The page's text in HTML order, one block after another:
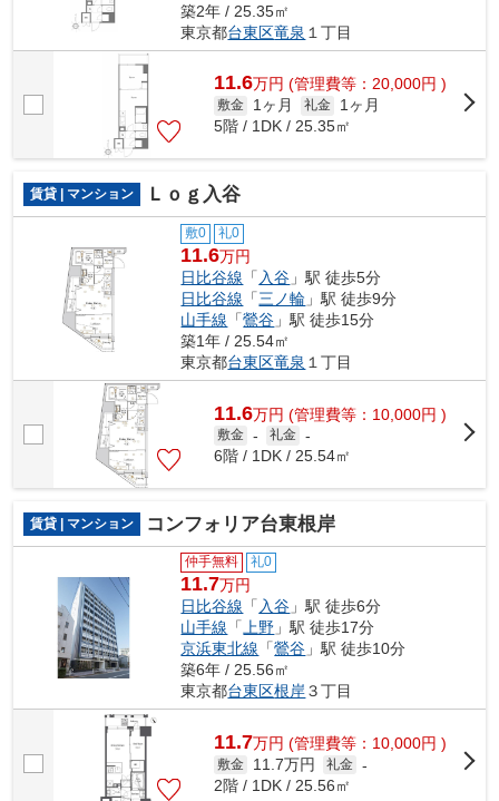
築2年 / 25.35㎡
東京都台東区竜泉 １丁目
11.6万円 (管理費等：20,000円 )
敷金 1ヶ月 礼金
1ヶ月
5階 / 1DK / 25.35㎡
賃貸 | マンション Ｌｏｇ入谷
敷0 礼0
11.6万円
日比谷線 「 入谷 」駅 徒歩5分
日比谷線 「三ノ輪 」駅 徒歩9分
山手線 「鶯谷 」駅 徒歩15分
築1年 / 25.54㎡
東京都台東区竜泉 １丁目
11.6万円 (管理費等：10,000円 )
敷金 - 礼金 -
6階 / 1DK / 25.54㎡
賃貸 | マンション コンフォリア台東根岸
仲手無料 礼0
11.7万円
日比谷線 「 入谷 」駅 徒歩6分
山手線 「上野 」駅 徒歩17分
京浜東北線 「鶯谷 」駅 徒歩10分
築6年 / 25.56㎡
東京都台東区根岸３丁目
11.7万円 (管理費等：10,000円 )
敷金 11.7万円 礼金 -
2階 / 1DK / 25.56㎡